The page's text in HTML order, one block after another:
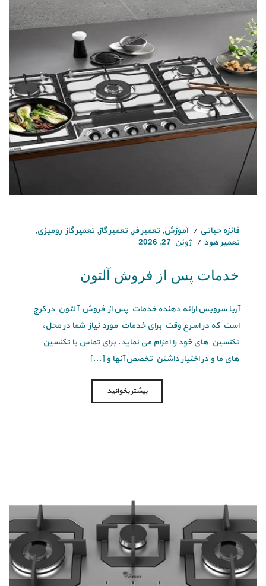
فائزه حیاتی آموزش, تعمیر فر, تعمیر گاز, تعمیر گاز رومیزی,
تعمیر هود
ژوئن 27, 2026
خدمات پس از فروش آلتون
آریا سرویس ارائه دهنده خدمات پس از فروش آلتون در کرج
است که در اسرع وقت برای خدمات مورد نیاز شما در محل،
تکنسین های خود را اعزام می نماید. برای تماس با تکنسین
های ما و در اختیار داشتن تخصص آنها و [...]
بیشتر بخوانید